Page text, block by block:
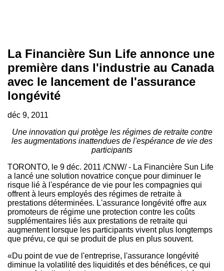
La Financière Sun Life annonce une
première dans l'industrie au Canada
avec le lancement de l'assurance
longévité
déc 9, 2011
Une innovation qui protège les régimes de retraite contre
les augmentations inattendues de l'espérance de vie des
participants
TORONTO, le 9 déc. 2011 /CNW/ - La Financière Sun Life
a lancé une solution novatrice conçue pour diminuer le
risque lié à l'espérance de vie pour les compagnies qui
offrent à leurs employés des régimes de retraite à
prestations déterminées. L'assurance longévité offre aux
promoteurs de régime une protection contre les coûts
supplémentaires liés aux prestations de retraite qui
augmentent lorsque les participants vivent plus longtemps
que prévu, ce qui se produit de plus en plus souvent.
«Du point de vue de l'entreprise, l'assurance longévité
diminue la volatilité des liquidités et des bénéfices, ce qui